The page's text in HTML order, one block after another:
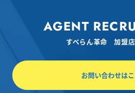
AGENT
すべらん革命 加盟店
お問い合わせは